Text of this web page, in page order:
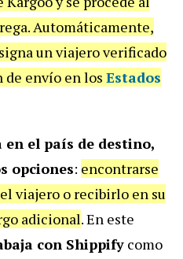
Automáticamente,
un viajero verificado
envío en los Estados
el país de destino,
opciones: encontrarse
viajero o recibirlo en su
adicional. En este
con Shippify como